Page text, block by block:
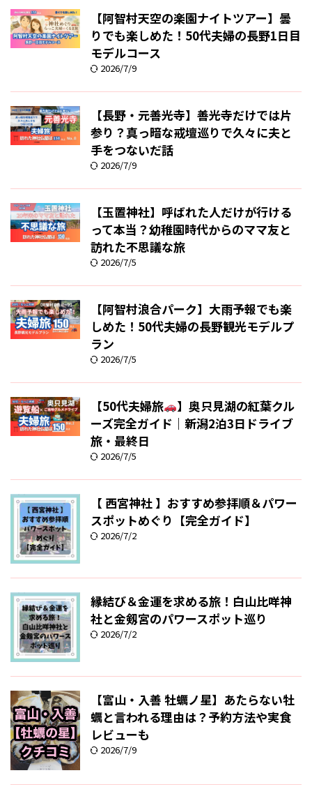
【阿智村天空の楽園ナイトツアー】曇
りでも楽しめた！50代夫婦の長野1日目
モデルコース
2026/7/9
【長野・元善光寺】善光寺だけでは片
参り？真っ暗な戒壇巡りで久々に夫と
手をつないだ話
2026/7/9
【玉置神社】呼ばれた人だけが行ける
って本当？幼稚園時代からのママ友と
訪れた不思議な旅
2026/7/5
【阿智村浪合パーク】大雨予報でも楽
しめた！50代夫婦の長野観光モデルプ
ラン
2026/7/5
【50代夫婦旅
】奥只見湖の紅葉クル
ーズ完全ガイド｜新潟2泊3日ドライブ
旅・最終日
2026/7/5
【 西宮神社 】おすすめ参拝順＆パワー
スポットめぐり【完全ガイド】
2026/7/2
縁結び＆金運を求める旅！白山比咩神
社と金剱宮のパワースポット巡り
2026/7/2
【富山・入善 牡蠣ノ星】あたらない牡
蠣と言われる理由は？予約方法や実食
レビューも
2026/7/9